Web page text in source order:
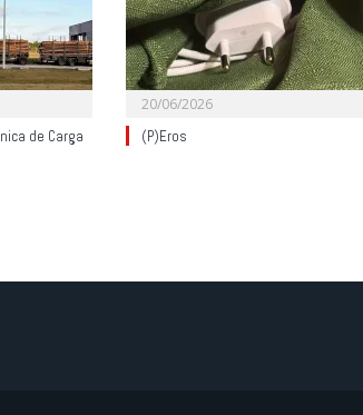
de Carga
20/06/2026
(P)Eros